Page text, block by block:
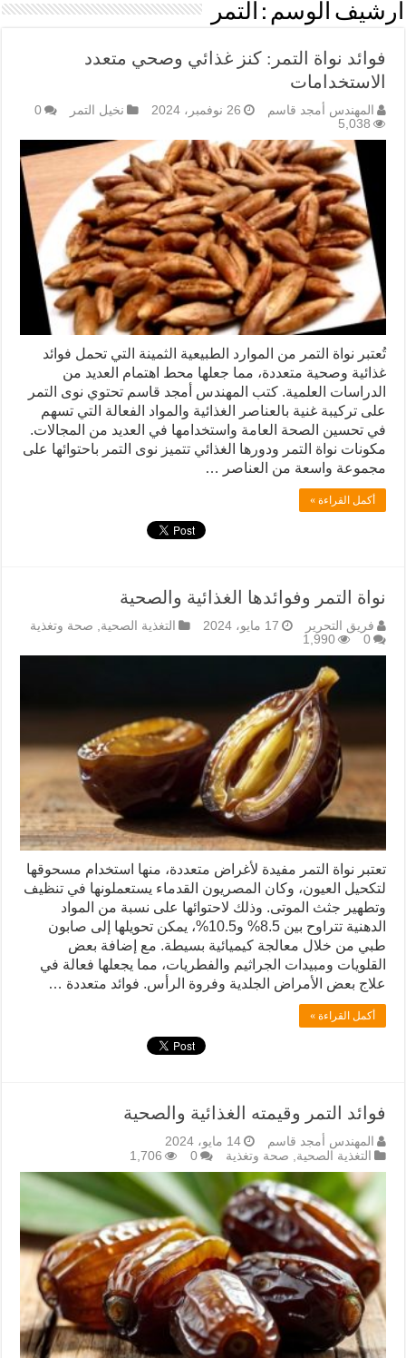
أرشيف الوسم : التمر
فوائد نواة التمر: كنز غذائي وصحي متعدد
الاستخدامات
المهندس أمجد قاسم 26 نوفمبر، 2024 نخيل التمر
0
5,038
تُعتبر نواة التمر من الموارد الطبيعية الثمينة التي تحمل فوائد
غذائية وصحية متعددة، مما جعلها محط اهتمام العديد من
الدراسات العلمية. كتب المهندس أمجد قاسم تحتوي نوى التمر
على تركيبة غنية بالعناصر الغذائية والمواد الفعالة التي تسهم
في تحسين الصحة العامة واستخدامها في العديد من المجالات.
مكونات نواة التمر ودورها الغذائي تتميز نوى التمر باحتوائها على
مجموعة واسعة من العناصر …
أكمل القراءة »
نواة التمر وفوائدها الغذائية والصحية
فريق التحرير 17 مايو، 2024 التغذية الصحية
صحة وتغذية
0
1,990
تعتبر نواة التمر مفيدة لأغراض متعددة، منها استخدام مسحوقها
لتكحيل العيون، وكان المصريون القدماء يستعملونها في تنظيف
وتطهير جثث الموتى. وذلك لاحتوائها على نسبة من المواد
الدهنية تتراوح بين 8.5% و10.5%، يمكن تحويلها إلى صابون
طبي من خلال معالجة كيميائية بسيطة. مع إضافة بعض
القلويات ومبيدات الجراثيم والفطريات، مما يجعلها فعالة في
علاج بعض الأمراض الجلدية وفروة الرأس. فوائد متعددة …
أكمل القراءة »
فوائد التمر وقيمته الغذائية والصحية
المهندس أمجد قاسم
14 مايو، 2024
التغذية الصحية
صحة وتغذية 0
1,706